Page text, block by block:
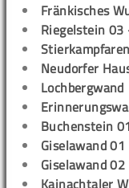
Fränkisches
Riegelstein
Neudorfer
Lochbergwand
Buchenstein
Giselawand
Giselawand